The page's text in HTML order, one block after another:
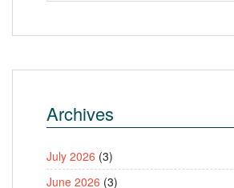
Archives
July 2026 (3)
June 2026 (3)